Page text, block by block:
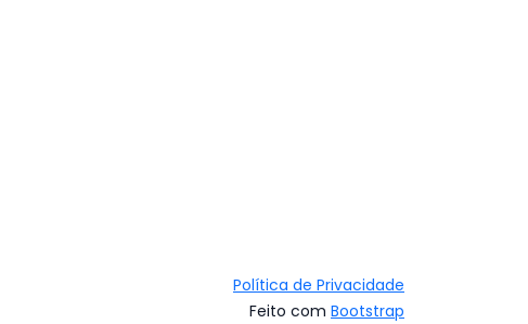
Política de Privacidade
Feito com Bootstrap